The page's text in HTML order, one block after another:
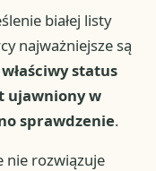
białej listy
najważniejsze są
status
ujawniony w
sprawdzenie.
nie rozwiązuje